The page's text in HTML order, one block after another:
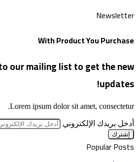
Newsletter
With Product You Purchase
our mailing list to get the new
updates!
Lorem ipsum dolor sit amet, consectetur.
أدخل بريدك الإلكتروني
Popular Posts